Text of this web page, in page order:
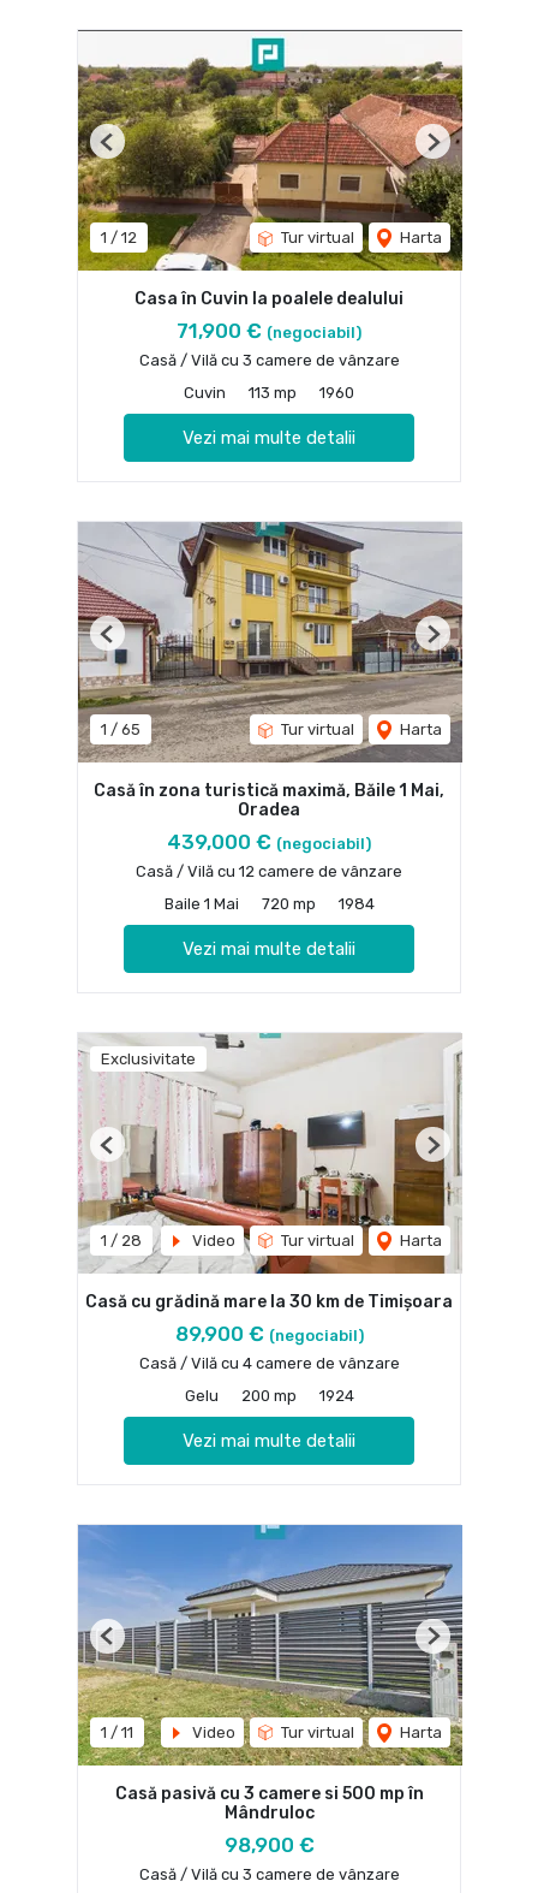
1 / 12 Tur virtual Harta
Previous Next
Casa în Cuvin la poalele dealului
71,900 € (negociabil)
Casă / Vilă cu 3 camere de vânzare
Cuvin
113 mp 1960
Vezi mai multe detalii
1 / 65 Tur virtual Harta
Previous Next
Casă în zona turistică maximă, Băile 1 Mai,
Oradea
439,000 € (negociabil)
Casă / Vilă cu 12 camere de vânzare
Baile 1 Mai
720 mp 1984
Vezi mai multe detalii
Exclusivitate
1 / 28 Video Tur virtual Harta
Previous Next
Casă cu grădină mare la 30 km de Timișoara
89,900 € (negociabil)
Casă / Vilă cu 4 camere de vânzare
Gelu
200 mp 1924
Vezi mai multe detalii
1 / 11 Video Tur virtual Harta
Previous Next
Casă pasivă cu 3 camere si 500 mp în
Mândruloc
98,900 €
Casă / Vilă cu 3 camere de vânzare